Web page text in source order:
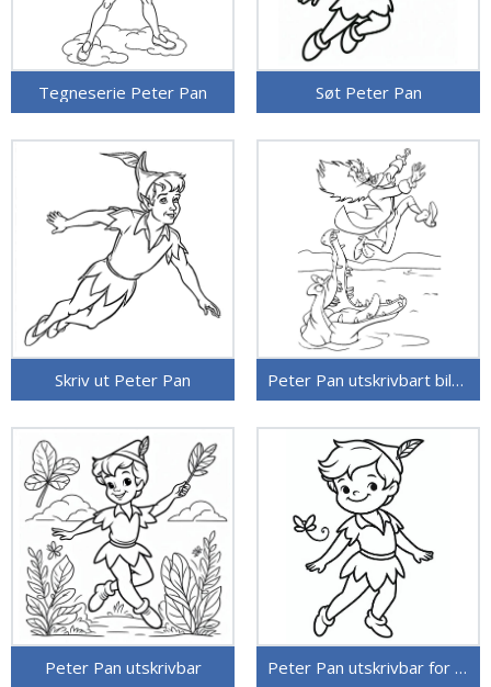
Tegneserie Peter Pan Søt Peter Pan
Skriv ut Peter Pan Peter Pan utskrivbart bilde
Peter Pan utskrivbar Peter Pan utskrivbar for barn